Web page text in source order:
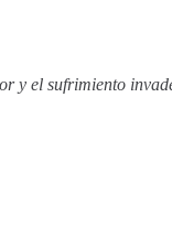
y el sufrimiento